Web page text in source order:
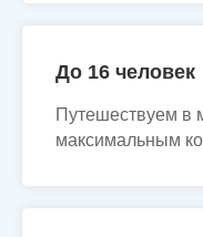
До 16 человек
Путешествуем в
максимальным